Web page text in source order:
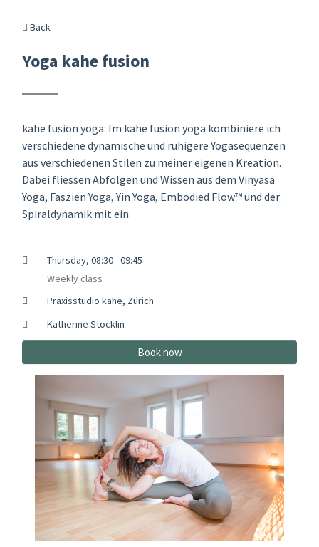
Back
Yoga kahe fusion
kahe fusion yoga: Im kahe fusion yoga kombiniere ich
verschiedene dynamische und ruhigere Yogasequenzen
aus verschiedenen Stilen zu meiner eigenen Kreation.
Dabei fliessen Abfolgen und Wissen aus dem Vinyasa
Yoga, Faszien Yoga, Yin Yoga, Embodied Flow™ und der
Spiraldynamik mit ein.
Thursday, 08:30 - 09:45
Weekly class
Praxisstudio kahe, Zürich
Katherine Stöcklin
Book now